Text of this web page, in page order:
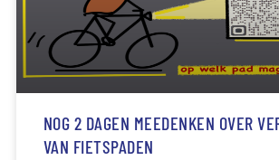
NOG 2 DAGEN MEEDENKEN OVER
VAN FIETSPADEN